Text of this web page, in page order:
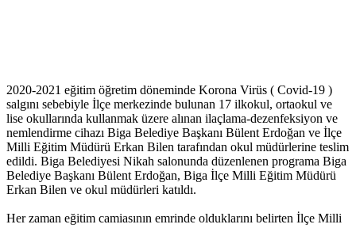
2020-2021 eğitim öğretim döneminde Korona Virüs ( Covid-19 )
salgını sebebiyle İlçe merkezinde bulunan 17 ilkokul, ortaokul ve
lise okullarında kullanmak üzere alınan ilaçlama-dezenfeksiyon ve
nemlendirme cihazı Biga Belediye Başkanı Bülent Erdoğan ve İlçe
Milli Eğitim Müdürü Erkan Bilen tarafından okul müdürlerine teslim
edildi. Biga Belediyesi Nikah salonunda düzenlenen programa Biga
Belediye Başkanı Bülent Erdoğan, Biga İlçe Milli Eğitim Müdürü
Erkan Bilen ve okul müdürleri katıldı.
Her zaman eğitim camiasının emrinde olduklarını belirten İlçe Milli